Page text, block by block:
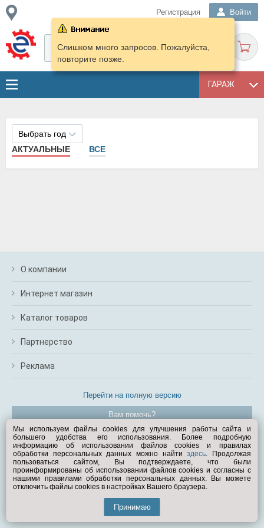
Регистрация Войти
ГАРАЖ
Слишком много запросов. Пожалуйста,
повторите позже.
Выбрать год
АКТУАЛЬНЫЕ
ВСЕ
О компании
Интернет магазин
Каталог товаров
Партнерство
Реклама
Перейти на полную версию
Вам помочь?
© Exist.ru 1998—2026
Мы используем файлы cookies для улучшения работы сайта и
большего удобства его использования. Более подробную
информацию об использовании файлов cookies и правилах
обработки персональных данных можно найтиздесь. Продолжая
пользоваться сайтом, Вы подтверждаете, что были
проинформированы об использовании файлов cookies и согласны с
нашими правилами обработки персональных данных. Вы можете
отключить файлы cookies в настройках Вашего браузера.
Принимаю